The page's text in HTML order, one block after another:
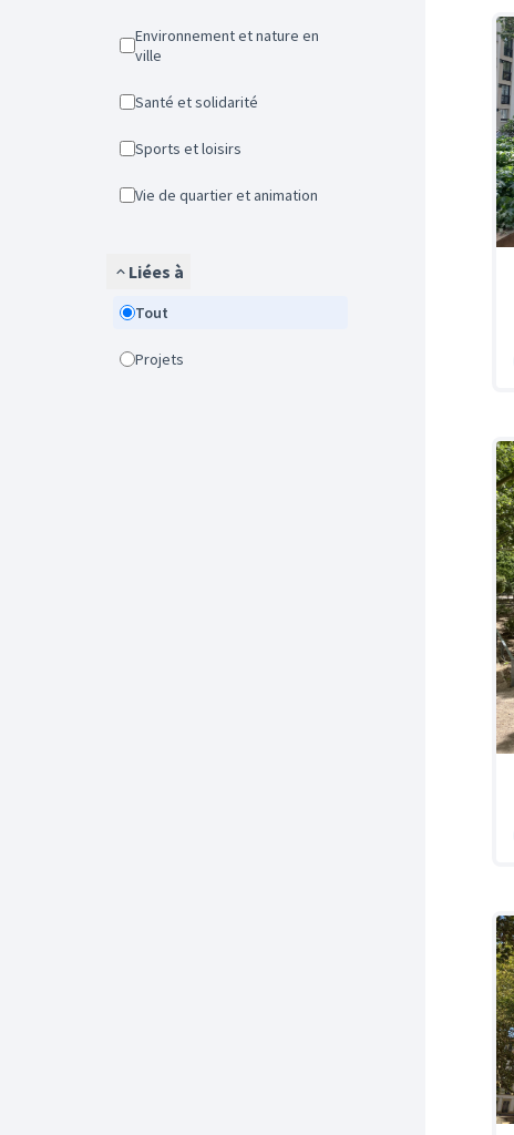
Environnement et nature en
ville
Santé et solidarité
Sports et loisirs
Vie de quartier et animation
Liées à
Tout
Projets